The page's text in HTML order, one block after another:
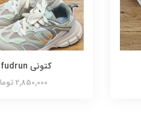
کتونی N_fudrun
2,850,000 تومان